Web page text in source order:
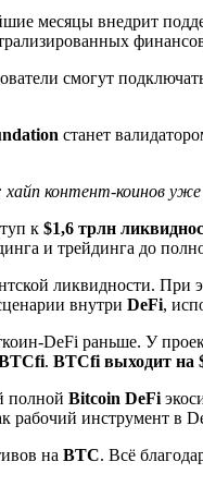
месяцы внедрит
смогут
станет
контент-коинов
к $1,6 трлн
и трейдинга до
ликвидности. При
внутри DeFi,
DeFi раньше. У
. BTCfi выходит на
полной Bitcoin DeFi
рабочий инструмент в
на BTC. Всё